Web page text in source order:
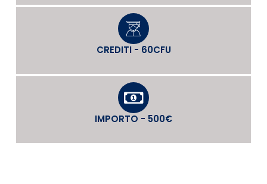
CREDITI - 60CFU
IMPORTO - 500€